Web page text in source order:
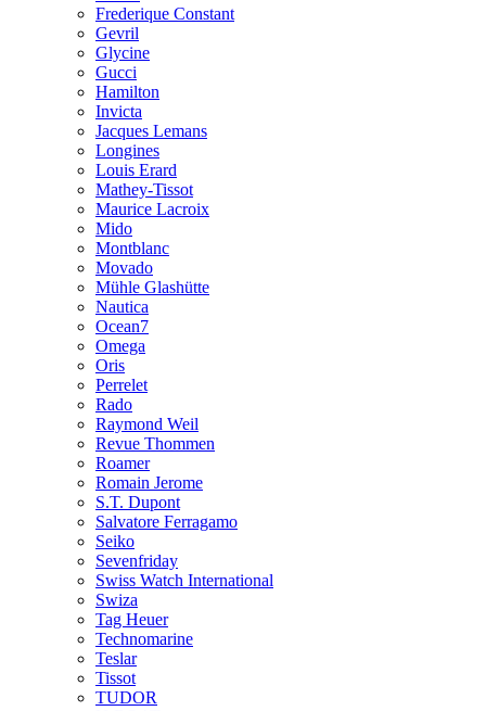
Frederique Constant
Gevril
Glycine
Gucci
Hamilton
Invicta
Jacques Lemans
Longines
Louis Erard
Mathey-Tissot
Maurice Lacroix
Mido
Montblanc
Movado
Mühle Glashütte
Nautica
Ocean7
Omega
Oris
Perrelet
Rado
Raymond Weil
Revue Thommen
Roamer
Romain Jerome
S.T. Dupont
Salvatore Ferragamo
Seiko
Sevenfriday
Swiss Watch International
Swiza
Tag Heuer
Technomarine
Teslar
Tissot
TUDOR